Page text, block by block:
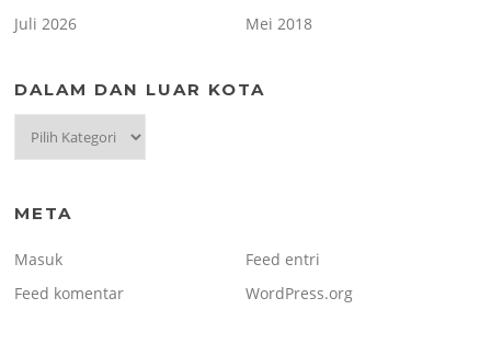
Juli 2026 Mei 2018
DALAM DAN LUAR KOTA
dan
META
Masuk
Feed entri
Feed komentar
WordPress.org